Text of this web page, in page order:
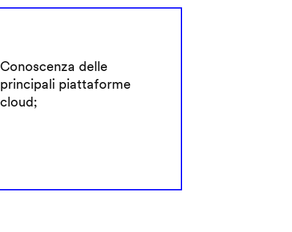
Conoscenza delle
principali piattaforme
cloud;